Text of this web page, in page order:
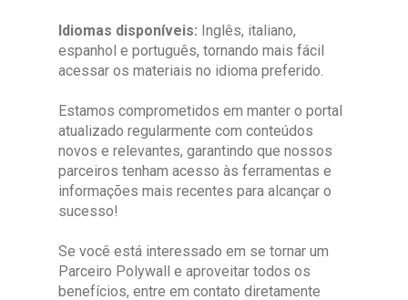
Idiomas disponíveis: Inglês, italiano,
espanhol e português, tornando mais fácil
acessar os materiais no idioma preferido.
Estamos comprometidos em manter o portal
atualizado regularmente com conteúdos
novos e relevantes, garantindo que nossos
parceiros tenham acesso às ferramentas e
informações mais recentes para alcançar o
sucesso!
Se você está interessado em se tornar um
Parceiro Polywall e aproveitar todos os
benefícios, entre em contato diretamente